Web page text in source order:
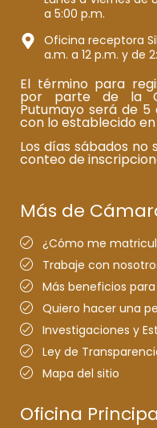
a 5:00 p.m.
Oficina receptora
a.m. a 12 p.m. y de
El término para
por parte de la
Putumayo será de
con lo establecido en
Los días sábados no
conteo de
Más de
¿Cómo me
Trabaje con
Más beneficios
Quiero hacer una
Investigaciones y
Ley de
Mapa del sitio
Oficina